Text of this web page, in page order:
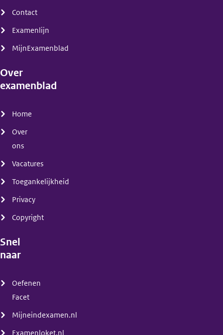
Contact
Examenlijn
MijnExamenblad
Over
examenblad
Home
Over
ons
Vacatures
Toegankelijkheid
Privacy
Copyright
Snel
naar
Oefenen
Facet
Mijneindexamen.nl
Examenloket.nl